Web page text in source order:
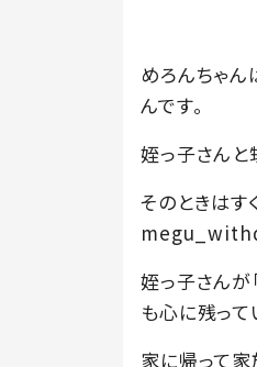
めろんちゃ
んです。
姪っ子さんと
そのときはす
姪っ子さんが
も心に残って
家に帰って家